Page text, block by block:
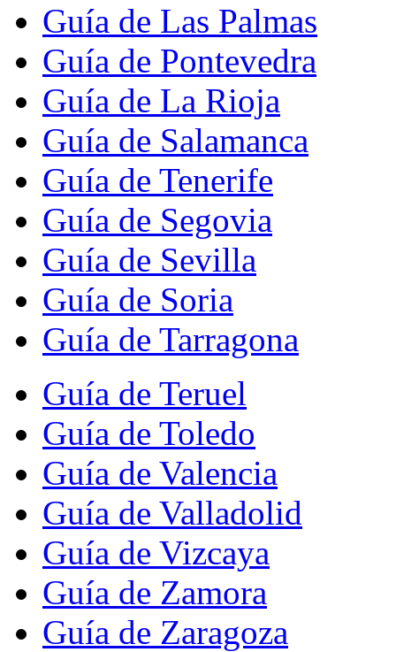
Guía de Las Palmas
Guía de Pontevedra
Guía de La Rioja
Guía de Salamanca
Guía de Tenerife
Guía de Segovia
Guía de Sevilla
Guía de Soria
Guía de Tarragona
Guía de Teruel
Guía de Toledo
Guía de Valencia
Guía de Valladolid
Guía de Vizcaya
Guía de Zamora
Guía de Zaragoza